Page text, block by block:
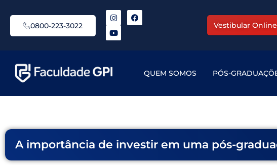
0800-223-3022 Vestibular Online
QUEM SOMOS PÓS-
A importância de investir em uma pós-